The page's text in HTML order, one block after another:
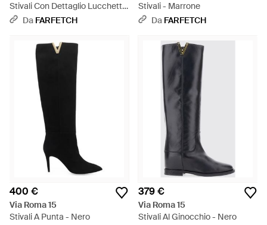
Stivali Con Dettaglio Lucchetto
- Nero
Da FARFETCH
Stivali - Marrone
Da FARFETCH
400 €
Via Roma 15
Stivali A Punta - Nero
379 €
Via Roma 15
Stivali Al Ginocchio - Nero